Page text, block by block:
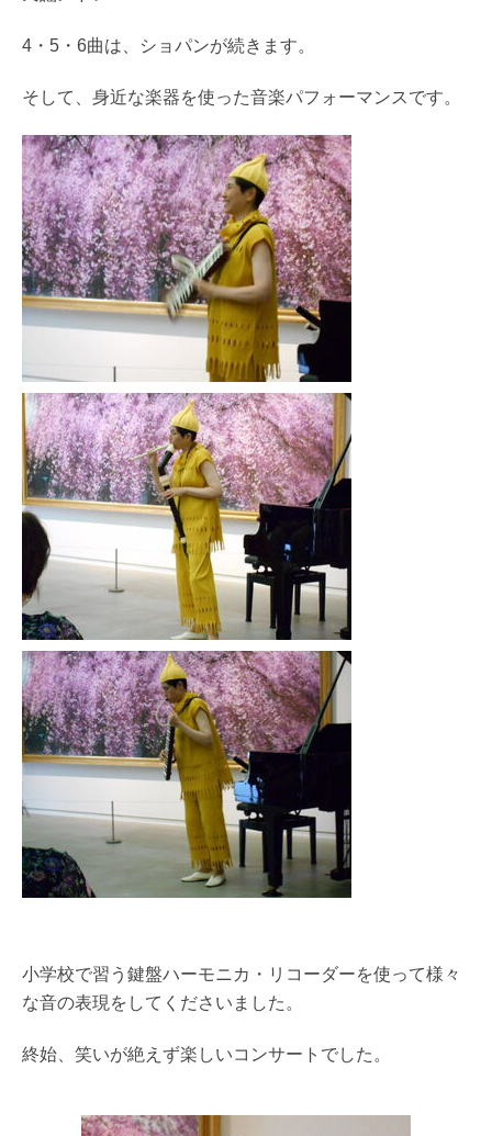
4・5・6曲は、ショパンが続きます。
そして、身近な楽器を使った音楽パフォーマンスです。
小学校で習う 鍵盤ハーモニカ・リコーダーを使って様々
な音の表現をしてくださいました。
終始、笑いが絶えず楽しいコンサートでした。